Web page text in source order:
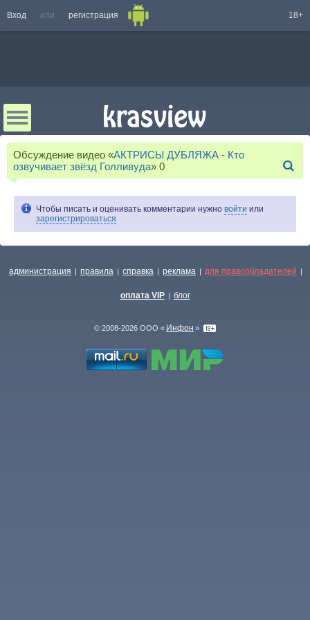
Вход или регистрация 18+
Обсуждение видео «АКТРИСЫ ДУБЛЯЖА - Кто
озвучивает звёзд Голливуда» 0
Чтобы писать и оценивать комментарии нужно войти или
зарегистрироваться
администрация | правила | справка | реклама | для правообладателей |
оплата VIP | блог
© 2008-2026 ООО « Инфон »